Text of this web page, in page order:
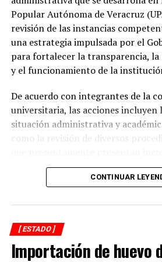
prioridad desde el inicio de mi
gestionando recursos y proyectos
desarrollo del municipio y al
alvaradeñas”.
Por último, reconoció y agradeció a
Alvarado, así como a personal
disposición y coordinación
estas importantes acciones en
Popular Autónoma de Veracruz
revisión de las instancias
una estrategia impulsada por el
para fortalecer la transparencia, la
y el funcionamiento de la
De acuerdo con integrantes de la
universitaria, las acciones incluyen
situación administrativa y
como la revisión de diversos
Entre los aspectos que son objeto
encuentran posibles casos de
simultáneas en distintos centros
validación de documentación
adeudos en la entrega de
presuntos cobros indebidos
CONTINUAR
[ ESTADO ]
Importación de huevo